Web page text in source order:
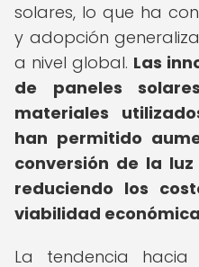
solares, lo que ha
y adopción
a nivel global. Las
de paneles
materiales
han permitido
conversión de la
reduciendo los
viabilidad
La tendencia hacia